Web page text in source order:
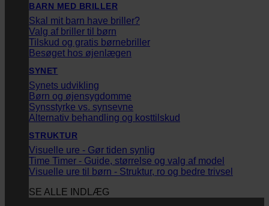
BARN MED BRILLER
Skal mit barn have briller?
Valg af briller til børn
Tilskud og gratis børnebriller
Besøget hos øjenlægen
SYNET
Synets udvikling
Børn og øjensygdomme
Synsstyrke vs. synsevne
Alternativ behandling og kosttilskud
STRUKTUR
Visuelle ure - Gør tiden synlig
Time Timer - Guide, størrelse og valg af model
Visuelle ure til børn - Struktur, ro og bedre trivsel
SE ALLE INDLÆG